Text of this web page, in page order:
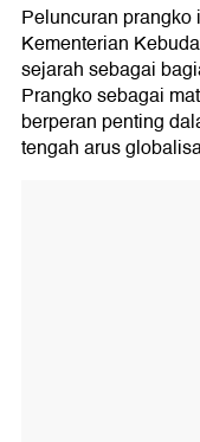
Peluncuran
Kementerian
sejarah sebagai
Prangko sebagai
berperan penting
tengah arus